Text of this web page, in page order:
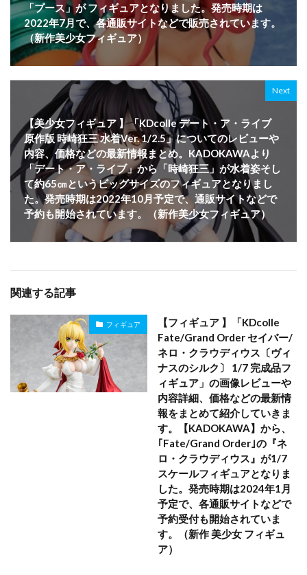
「プース」が フィギュアとなりました。発売時期は
2022年7月で、各通販サイトなどで販売されています。
（新作美少女フィギュア）
Next
【美少女フィギュア 】「KDcolle デート・ア・ライブ
原作版 時崎狂三 水着Ver. 1/2.5」についてのレビューや
内容、価格などの最新情報まとめ。KADOKAWAより
「デート・ア・ライブ」から「時崎狂三」が水着姿そし
て約65㎝というビッグサイズのフィギュアとなりまし
た。発売時期は2022年10月予定で、通販サイトなどで
予約も開始されています。（新作美少女フィギュア）
関連する記事
フィギュア
【フィギュア 】「KDcolle
Fate/Grand Order セイバー/
ネロ・クラウディウス〔ヴィ
ナスのシルク〕 1/7 完成品フ
ィギュア」の画像レビューや
内容詳細、価格などの最新情
報をまとめて紹介していきま
す。【KADOKAWA】から、
｢Fate/Grand Order｣の『ネ
ロ・クラウディウス』が1/7
スケールフィギュアとなりま
した。発売時期は2024年1月
予定で、各通販サイトなどで
予約受付も開始されていま
す。（新作 美少女 フィギュ
ア）